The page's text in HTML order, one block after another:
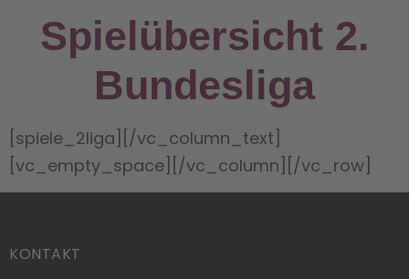
Spielübersicht 2.
Bundesliga
[spiele_2liga][/vc_column_text]
[vc_empty_space][/vc_column][/vc_row]
KONTAKT